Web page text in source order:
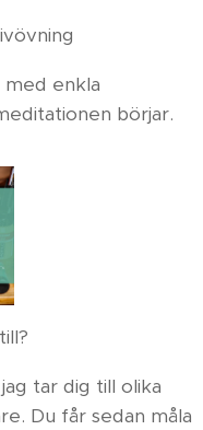
med enkla
börjar.
tar dig till olika
Du får sedan måla